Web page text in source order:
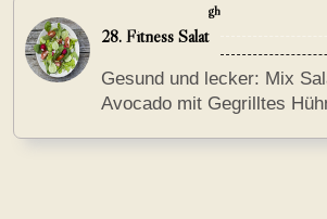
28. Fitness Salat
gh
Gesund und lecker: Mix
Avocado mit Gegrilltes